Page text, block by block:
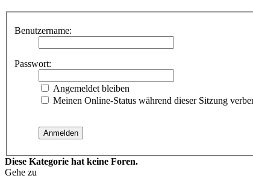
Benutzername:
Passwort:
Angemeldet bleiben
Meinen Online-Status während dieser Sitzung
Diese Kategorie hat keine Foren.
Gehe zu